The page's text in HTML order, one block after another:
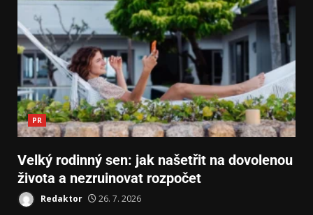
PR
Velký rodinný sen: jak našetřit na dovolenou
života a nezruinovat rozpočet
Redaktor 26. 7. 2026